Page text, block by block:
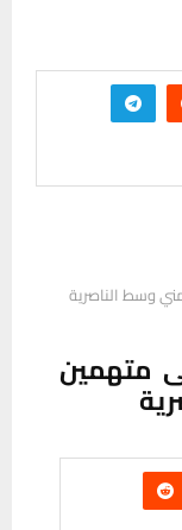
وسط الناصرية
متهمين